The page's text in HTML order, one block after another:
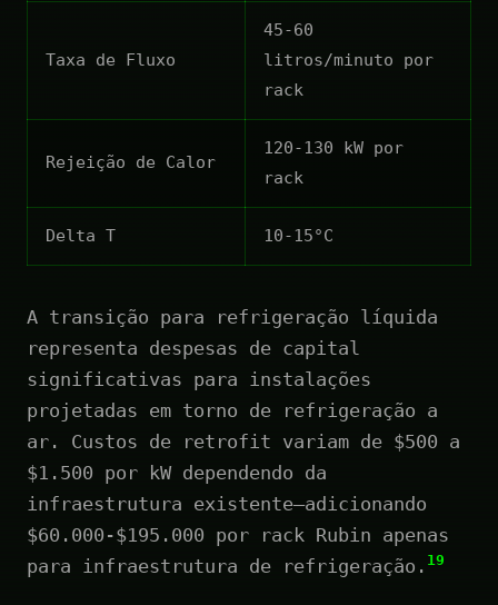
Taxa de Fluxo
45-60
litros/minuto por
rack
Rejeição de Calor
120-130 kW por
rack
Delta T 10-15°C
A transição para refrigeração líquida
representa despesas de capital
significativas para instalações
projetadas em torno de refrigeração a
ar. Custos de retrofit variam de $500 a
$1.500 por kW dependendo da
infraestrutura existente—adicionando
$60.000-$195.000 por rack Rubin apenas
para infraestrutura de refrigeração. 19